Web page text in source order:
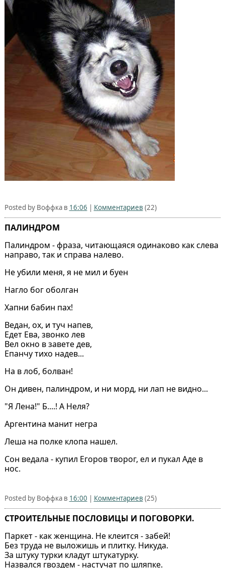
Posted by Воффка в 16:06 | Комментариев (22)
ПАЛИНДРОМ
Палиндром - фраза, читающаяся одинаково как слева
направо, так и справа налево.
Не убили меня, я не мил и буен
Нагло бог оболган
Хапни бабин пах!
Ведан, ох, и туч напев,
Едет Ева, звонко лев
Вел окно в завете дев,
Епанчу тихо надев...
На в лоб, болван!
Он дивен, палиндром, и ни морд, ни лап не видно...
"Я Лена!" Б....! А Неля?
Аргентина манит негра
Леша на полке клопа нашел.
Сон ведала - купил Егоров творог, ел и пукал Аде в
нос.
Posted by Воффка в 16:00 | Комментариев (25)
СТРОИТЕЛЬНЫЕ ПОСЛОВИЦЫ И ПОГОВОРКИ.
Паркет - как женщина. Не клеится - забей!
Без труда не выложишь и плитку. Никуда.
За штуку турки кладут штукатурку.
Назвался гвоздем - настучат по шляпке.